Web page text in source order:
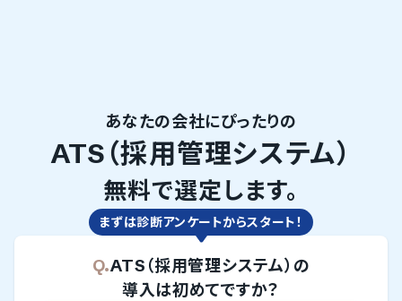
あなたの会社にぴったりの
ATS（採用管理システム）
無料で選定します。
まずは診断アンケートからスタート！
Q.ATS（採用管理システム） の
導入は初めてですか？